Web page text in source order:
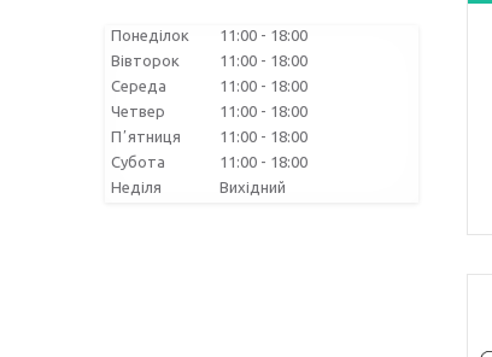
Понеділок 11:00
18:00
Вівторок
11:00
18:00
Середа
11:00
18:00
Четвер
11:00
18:00
Пʼятниця
11:00
18:00
Субота
11:00
18:00
Неділя
Вихідний